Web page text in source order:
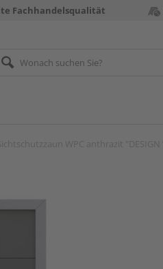
Fachhandelsqualität